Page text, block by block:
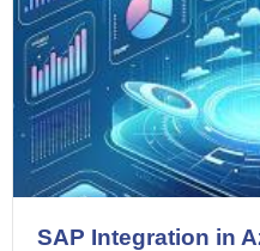
SAP Integration in